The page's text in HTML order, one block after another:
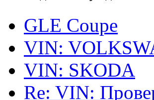
GLE Coupe
VIN:
VIN: SKODA
Re: VIN: